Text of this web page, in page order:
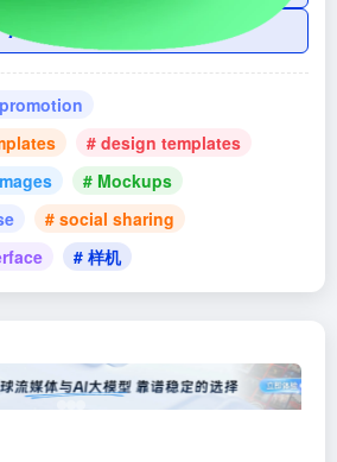
AI账号购买
# design templates
# Mockups
# social sharing
# 样机